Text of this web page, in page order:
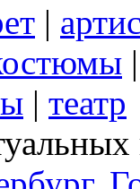
|
| театр